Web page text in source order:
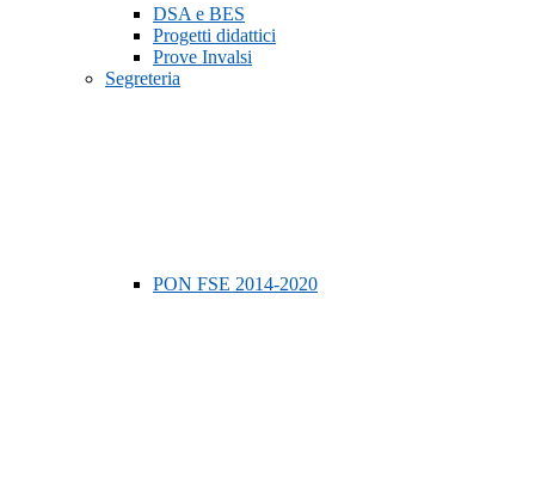
DSA e BES
Progetti didattici
Prove Invalsi
Segreteria
PON FSE 2014-2020